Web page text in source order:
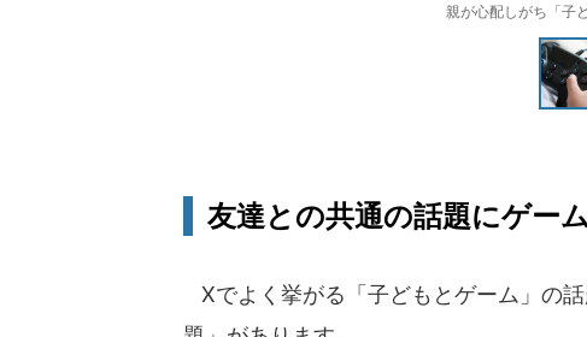
親が心配しがち「子
友達との共通の話題にゲー
Xでよく挙がる「子どもとゲーム」の